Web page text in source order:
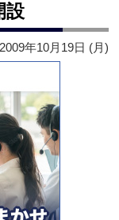
設
2009年10月19日 (月)